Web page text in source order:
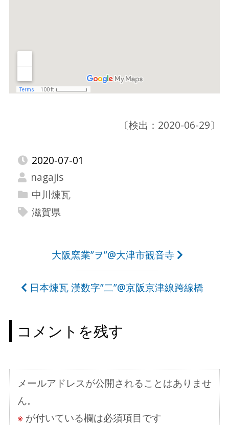
〔検出：2020-06-29〕
2020-07-01
nagajis
中川煉瓦
滋賀県
ナ
ビ
ゲ
シ
ョ
ン
大阪窯業”ヲ”@大津市観音寺
日本煉瓦 漢数字”二”@京阪京津線跨線橋
コメントを残す
メールアドレスが公開されることはありませ
ん。
※が付いている欄は必須項目です